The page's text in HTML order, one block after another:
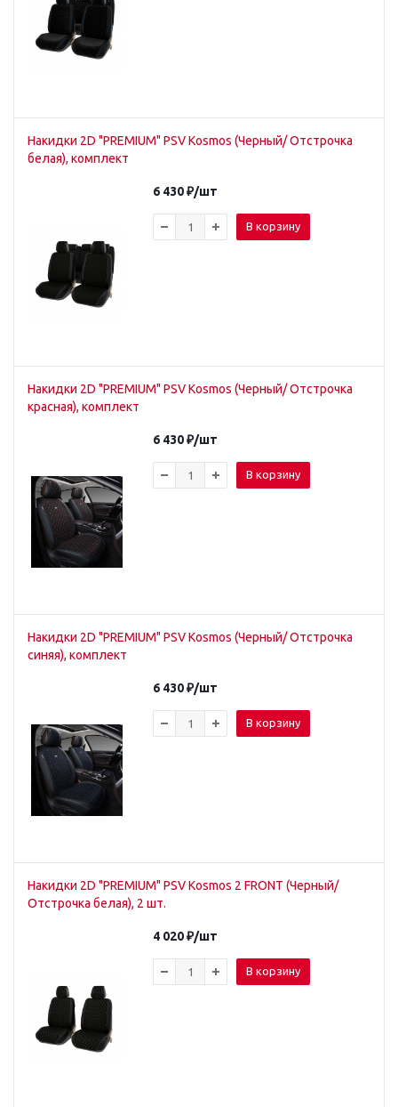
Накидки 2D "PREMIUM" PSV Kosmos (Черный/ Отстрочка
белая), комплект
6 430₽/шт
В корзину
Накидки 2D "PREMIUM" PSV Kosmos (Черный/ Отстрочка
красная), комплект
6 430₽/шт
В корзину
Накидки 2D "PREMIUM" PSV Kosmos (Черный/ Отстрочка
синяя), комплект
6 430₽/шт
В корзину
Накидки 2D "PREMIUM" PSV Kosmos 2 FRONT (Черный/
Отстрочка белая), 2 шт.
4 020₽/шт
В корзину